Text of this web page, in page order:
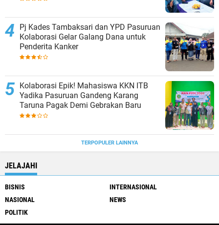
Pj Kades Tambaksari dan YPD Pasuruan
Kolaborasi Gelar Galang Dana untuk
Penderita Kanker
Kolaborasi Epik! Mahasiswa KKN ITB
Yadika Pasuruan Gandeng Karang
Taruna Pagak Demi Gebrakan Baru
TERPOPULER LAINNYA
JELAJAHI
BISNIS
INTERNASIONAL
NASIONAL
NEWS
POLITIK